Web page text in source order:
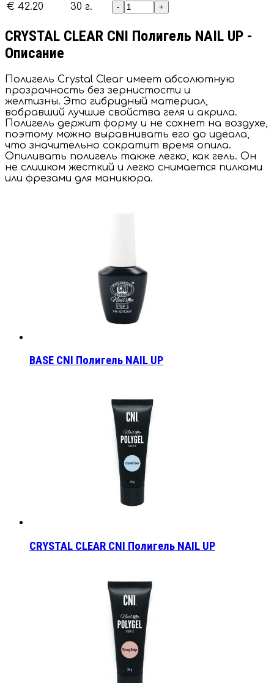
€ 42.20
30 г. - +
CRYSTAL CLEAR CNI Полигель NAIL UP -
Описание
Полигель Crystal Clear имеет абсолютную
прозрачность без зернистости и
желтизны. Это гибридный материал,
вобравший лучшие свойства геля и акрила.
Полигель держит форму и не сохнет на воздухе,
поэтому можно выравнивать его до идеала,
что значительно сократит время опила.
Опиливать полигель также легко, как гель. Он
не слишком жесткий и легко снимается пилками
или фрезами для маникюра.
BASE CNI Полигель NAIL UP
CRYSTAL CLEAR CNI Полигель NAIL UP